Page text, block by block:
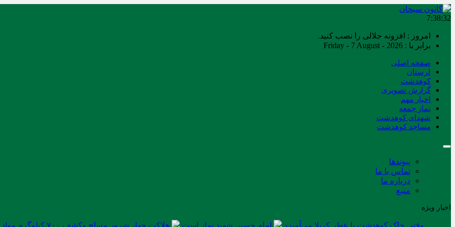
7:38:33
امروز : افزونه جلالی را نصب کنید.
برابر با : Friday - 7 August - 2026
صفحه اصلی
لرستان
کوهدشت
گزارش تصویری
اخبار مهم
نماز جمعه
شهدای کوهدشت
مساجد کوهدشت
پیوندها
تماس با ما
درباره ما
منبع
اخبار ویژه
وقتی خاک کوهدشت با عطر کربلا می‌آمیزد امام حسین شهید نماز است هلاکت چهار شرور مسلح وکشف ۷۰۰ کیلوگرم مواد مخدر